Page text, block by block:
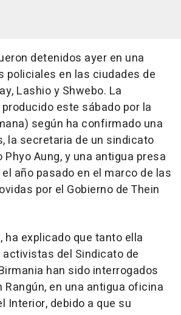
detenidos ayer en una
policiales en las ciudades de
Lashio y Shwebo. La
este sábado por la
según ha confirmado una
la secretaria de un sindicato
Aung, y una antigua presa
año pasado en el marco de las
por el Gobierno de Thein
ha explicado que tanto ella
del Sindicato de
han sido interrogados
Rangún, en una antigua oficina
Interior, debido a que su